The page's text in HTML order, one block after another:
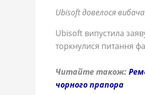
Ubisoft довелося
Ubisoft випустила
торкнулися питання
Читайте також:
чорного прапора